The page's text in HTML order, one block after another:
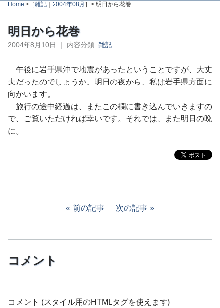
Home >［雑記 ｜ 2004年08月 ］> 明日から花巻
明日から花巻
2004年8月10日 ｜ 内容分類: 雑記
午後に岩手県沖で地震があったということですが、大丈
夫だったのでしょうか。明日の夜から、私は岩手県方面に
向かいます。
旅行の途中経過は、またこの欄に書き込んでいきますの
で、ご覧いただければ幸いです。それでは、また明日の晩
に。
前の記事 次の記事
コメント
コメント (スタイル用のHTMLタグを使えます)